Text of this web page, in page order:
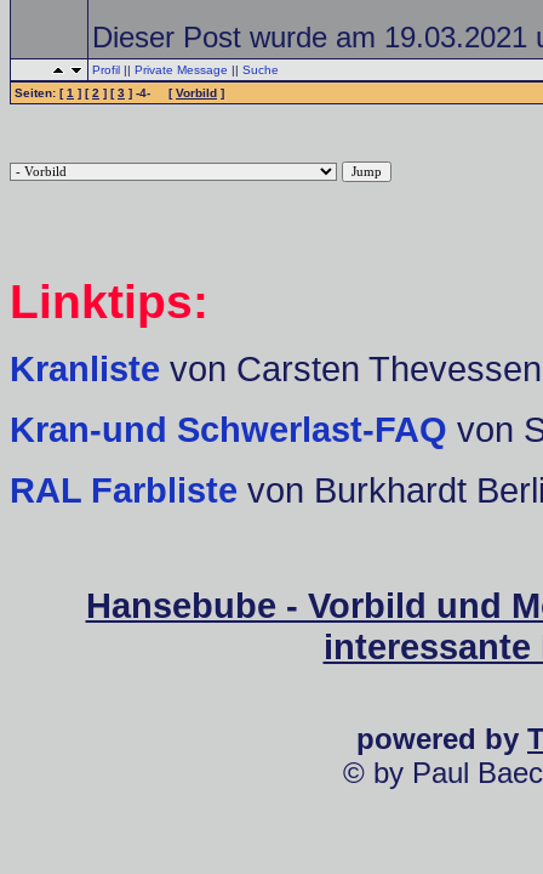
Dieser Post wurde am
Profil || Private Message || Suche
Seiten: [1 ] [2 ] [3 ] -4- [Vorbild ]
Linktips:
Kranliste von Carsten Thevessen
Kran-und Schwerlast-FAQ von
RAL Farbliste von Burkhardt
Hansebube - Vorbild und
powered by
© by Paul